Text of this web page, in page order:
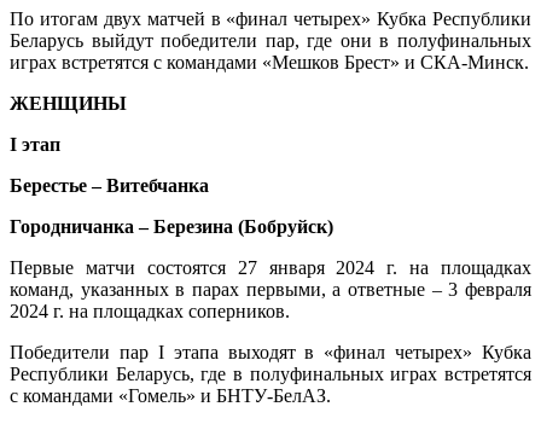
По итогам двух матчей в «финал четырех» Кубка Республики
Беларусь выйдут победители пар, где они в полуфинальных
играх встретятся с командами «Мешков Брест» и СКА-Минск.
ЖЕНЩИНЫ
I этап
Берестье – Витебчанка
Городничанка – Березина (Бобруйск)
Первые матчи состоятся 27 января 2024 г. на площадках
команд, указанных в парах первыми, а ответные – 3 февраля
2024 г. на площадках соперников.
Победители пар I этапа выходят в «финал четырех» Кубка
Республики Беларусь, где в полуфинальных играх встретятся
с командами «Гомель» и БНТУ-БелАЗ.